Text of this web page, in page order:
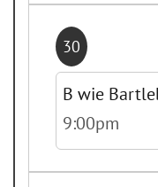
30
B wie
9:00pm